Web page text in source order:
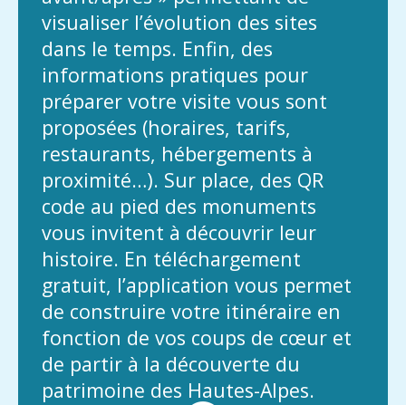
visualiser l’évolution des sites
dans le temps. Enfin, des
informations pratiques pour
préparer votre visite vous sont
proposées (horaires, tarifs,
restaurants, hébergements à
proximité…). Sur place, des QR
code au pied des monuments
vous invitent à découvrir leur
histoire. En téléchargement
gratuit, l’application vous permet
de construire votre itinéraire en
fonction de vos coups de cœur et
de partir à la découverte du
patrimoine des Hautes-Alpes.